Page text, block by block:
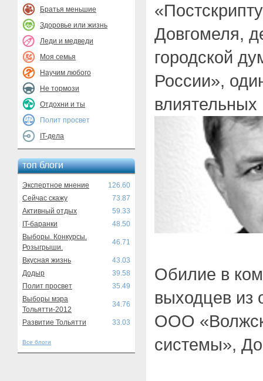
Братья меньшие
Здоровье или жизнь
Леди и медведи
Моя семья
Научим любого
Не тормози
Отдохни и ты
Полит просвет
IT-дела
топ блоги
Экспертное мнение
126.60
Сейчас скажу
73.87
Активный отдых
59.33
IT-баранки
48.50
Выборы. Конкурсы.
Розыгрыши.
46.71
Вкусная жизнь
43.03
Додыр
39.58
Полит просвет
35.49
Выборы мэра
Тольятти-2012
34.76
Развитие Тольятти 33.03
Все блоги
Довгомеля,
городской
России»,
Обилие в
выходцев из
ООО
системы»,